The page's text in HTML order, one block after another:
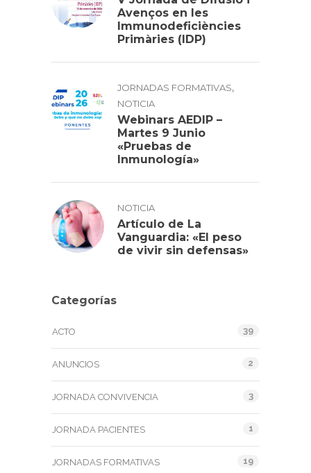
Avenços en les
Immunodeficiències
Primàries (IDP)
JORNADAS FORMATIVAS,
NOTICIA
Webinars AEDIP –
Martes 9 Junio
«Pruebas de
Inmunología»
NOTICIA
Artículo de La
Vanguardia: «El peso
de vivir sin defensas»
Categorías
ACTO 39
ANUNCIOS 2
JORNADA CONVIVENCIA 3
JORNADA PACIENTES 1
JORNADAS FORMATIVAS 19